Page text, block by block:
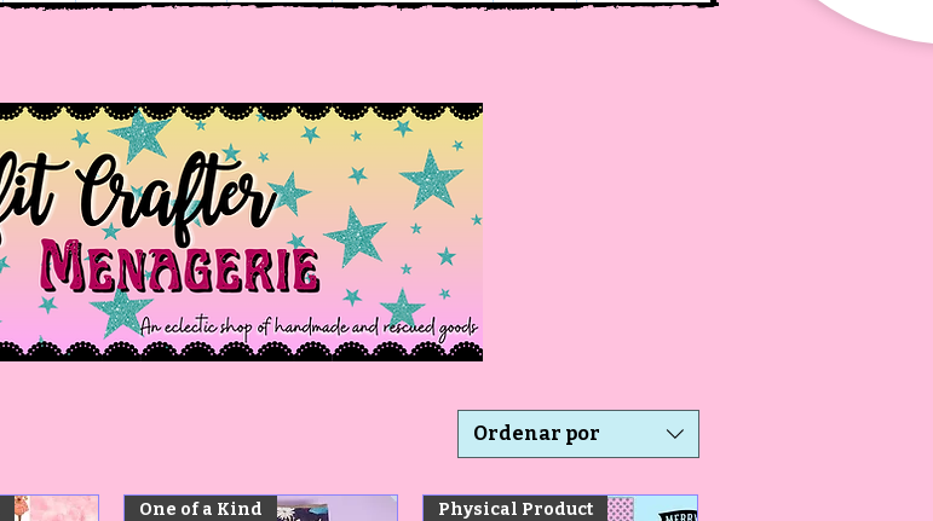
Ordenar por
One of a Kind Physical Product